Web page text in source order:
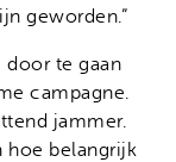
geworden.”
te gaan
campagne.
jammer.
hoe belangrijk